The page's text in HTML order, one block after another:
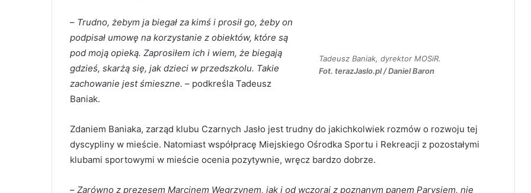
Tadeusz Baniak, dyrektor MOSiR.
Fot. terazJaslo.pl / Daniel Baron
– Trudno, żebym ja biegał za kimś i prosił go, żeby on
podpisał umowę na korzystanie z obiektów, które są
pod moją opieką. Zaprosiłem ich i wiem, że biegają
gdzieś, skarżą się, jak dzieci w przedszkolu. Takie
zachowanie jest śmieszne. – podkreśla Tadeusz
Baniak.
Zdaniem Baniaka, zarząd klubu Czarnych Jasło jest trudny do jakichkolwiek rozmów o rozwoju tej
dyscypliny w mieście. Natomiast współpracę Miejskiego Ośrodka Sportu i Rekreacji z pozostałymi
klubami sportowymi w mieście ocenia pozytywnie, wręcz bardzo dobrze.
– Zarówno z prezesem Marcinem Węgrzynem, jak i od wczoraj z poznanym panem Parysiem, nie